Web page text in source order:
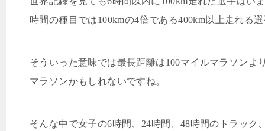
時間の種目では100kmの4倍である400km以上走れる
そういった意味では最長距離は100マイルマラソンよ
マラソンかもしれないですね。
そんな中で女子の6時間、 24時間、 48時間のトラック